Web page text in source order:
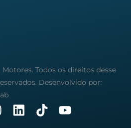
Motores. Todos os direitos desse
Desenvolvido por: